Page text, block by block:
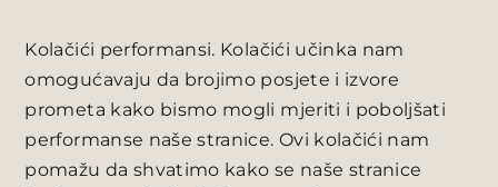
Kolačići performansi. Kolačići učinka nam
omogućavaju da brojimo posjete i izvore
prometa kako bismo mogli mjeriti i poboljšati
performanse naše stranice. Ovi kolačići nam
pomažu da shvatimo kako se naše stranice